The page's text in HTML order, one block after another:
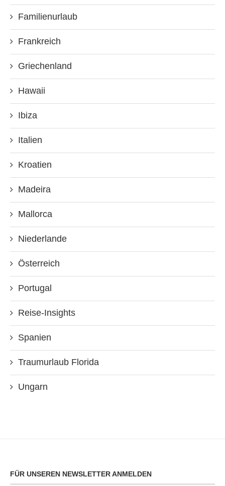
Familienurlaub
Frankreich
Griechenland
Hawaii
Ibiza
Italien
Kroatien
Madeira
Mallorca
Niederlande
Österreich
Portugal
Reise-Insights
Spanien
Traumurlaub Florida
Ungarn
FÜR UNSEREN NEWSLETTER ANMELDEN